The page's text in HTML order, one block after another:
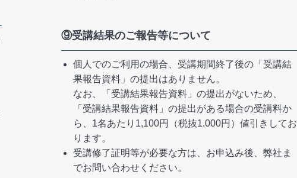
⑨受講結果のご報告等について
個人でのご利用の場合、受講期間終了後の「受講結
果報告資料」の提出はありません。
なお、「受講結果報告資料」の提出がないため、
「受講結果報告資料」の提出がある場合の受講料か
ら、1名あたり1,100円（税抜1,000円）値引きしてお
ります。
受講修了証明等が必要な方は、お申込み後、弊社ま
でお問い合わせください。